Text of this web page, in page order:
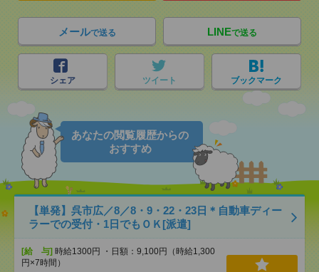
メールで送る LINEで送る
シェア ツイート ブックマーク
あなたの閲覧履歴からの
おすすめ
【単発】呉市広／8／8・9・22・23日＊自動車ディー
ラーでの受付・1日でもＯＫ[派遣]
[給 与] 時給1300円 ・日額：9,100円（時給1,300
円×7時間）